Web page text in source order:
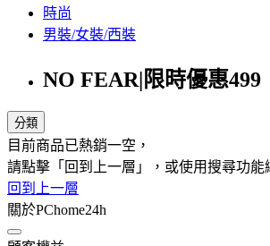
時尚
男裝/女裝/西裝
NO FEAR|限時優惠499
分類
目前商品已熱銷一空，
請點擊「回到上一層」，或使用搜尋功能
回到上一層
關於PChome24h